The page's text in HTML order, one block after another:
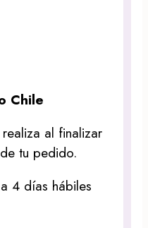
Chile
al finalizar
tu pedido.
4 días hábiles